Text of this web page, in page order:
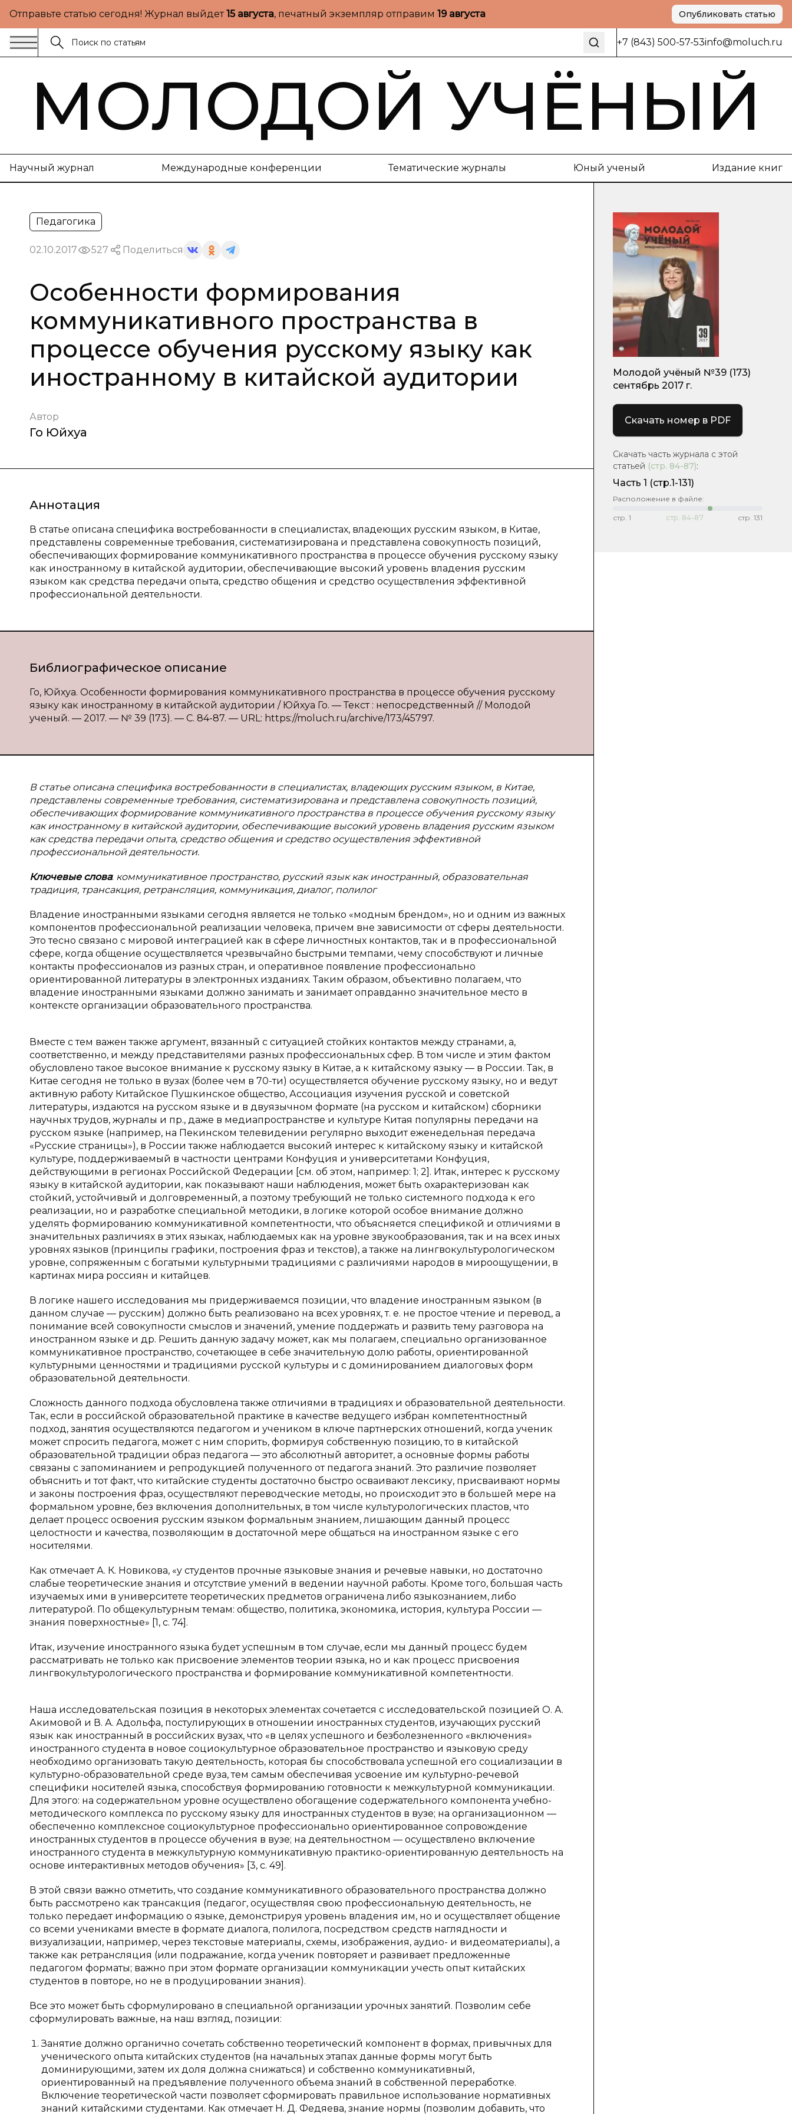
Отправьте статью сегодня! Журнал выйдет15 августа, печатный экземпляр отправим 19 августа Опубликовать статью
+7 (843) 500-57-53info@moluch.ru
МОЛОДОЙ УЧЁНЫЙ
Научный журнал Международные конференции Тематические журналы Юный ученый Издание книг
Педагогика
02.10.2017 527 Поделиться
Особенности формирования
коммуникативного пространства в
процессе обучения русскому языку как
иностранному в китайской аудитории
Автор
Го Юйхуа
Аннотация
В статье описана специфика востребованности в специалистах, владеющих русским языком, в Китае,
представлены современные требования, систематизирована и представлена совокупность позиций,
обеспечивающих формирование коммуникативного пространства в процессе обучения русскому языку
как иностранному в китайской аудитории, обеспечивающие высокий уровень владения русским
языком как средства передачи опыта, средство общения и средство осуществления эффективной
профессиональной деятельности.
Библиографическое описание
Го, Юйхуа. Особенности формирования коммуникативного пространства в процессе обучения русскому
языку как иностранному в китайской аудитории / Юйхуа Го. — Текст : непосредственный // Молодой
ученый. — 2017. — № 39 (173). — С. 84-87. — URL: https://moluch.ru/archive/173/45797.
В статье описана специфика востребованности в специалистах, владеющих русским языком, в Китае,
представлены современные требования, систематизирована и представлена совокупность позиций,
обеспечивающих формирование коммуникативного пространства в процессе обучения русскому языку
как иностранному в китайской аудитории, обеспечивающие высокий уровень владения русским языком
как средства передачи опыта, средство общения и средство осуществления эффективной
профессиональной деятельности.
Ключевые слова: коммуникативное пространство, русский язык как иностранный, образовательная
традиция, трансакция, ретрансляция, коммуникация, диалог, полилог
Владение иностранными языками сегодня является не только «модным брендом», но и одним из важных
компонентов профессиональной реализации человека, причем вне зависимости от сферы деятельности.
Это тесно связано с мировой интеграцией как в сфере личностных контактов, так и в профессиональной
сфере, когда общение осуществляется чрезвычайно быстрыми темпами, чему способствуют и личные
контакты профессионалов из разных стран, и оперативное появление профессионально
ориентированной литературы в электронных изданиях. Таким образом, объективно полагаем, что
владение иностранными языками должно занимать и занимает оправданно значительное место в
контексте организации образовательного пространства.
Вместе с тем важен также аргумент, вязанный с ситуацией стойких контактов между странами, а,
соответственно, и между представителями разных профессиональных сфер. В том числе и этим фактом
обусловлено такое высокое внимание к русскому языку в Китае, а к китайскому языку — в России. Так, в
Китае сегодня не только в вузах (более чем в 70-ти) осуществляется обучение русскому языку, но и ведут
активную работу Китайское Пушкинское общество, Ассоциация изучения русской и советской
литературы, издаются на русском языке и в двуязычном формате (на русском и китайском) сборники
научных трудов, журналы и пр., даже в медиапространстве и культуре Китая популярны передачи на
русском языке (например, на Пекинском телевидении регулярно выходит еженедельная передача
«Русские страницы»), в России также наблюдается высокий интерес к китайскому языку и китайской
культуре, поддерживаемый в частности центрами Конфуция и университетами Конфуция,
действующими в регионах Российской Федерации [см. об этом, например: 1; 2]. Итак, интерес к русскому
языку в китайской аудитории, как показывают наши наблюдения, может быть охарактеризован как
стойкий, устойчивый и долговременный, а поэтому требующий не только системного подхода к его
реализации, но и разработке специальной методики, в логике которой особое внимание должно
уделять формированию коммуникативной компетентности, что объясняется спецификой и отличиями в
значительных различиях в этих языках, наблюдаемых как на уровне звукообразования, так и на всех иных
уровнях языков (принципы графики, построения фраз и текстов), а также на лингвокультурологическом
уровне, сопряженным с богатыми культурными традициями с различиями народов в мироощущении, в
картинах мира россиян и китайцев.
В логике нашего исследования мы придерживаемся позиции, что владение иностранным языком (в
данном случае — русским) должно быть реализовано на всех уровнях, т. е. не простое чтение и перевод, а
понимание всей совокупности смыслов и значений, умение поддержать и развить тему разговора на
иностранном языке и др. Решить данную задачу может, как мы полагаем, специально организованное
коммуникативное пространство, сочетающее в себе значительную долю работы, ориентированной
культурными ценностями и традициями русской культуры и с доминированием диалоговых форм
образовательной деятельности.
Сложность данного подхода обусловлена также отличиями в традициях и образовательной деятельности.
Так, если в российской образовательной практике в качестве ведущего избран компетентностный
подход, занятия осуществляются педагогом и учеником в ключе партнерских отношений, когда ученик
может спросить педагога, может с ним спорить, формируя собственную позицию, то в китайской
образовательной традиции образ педагога — это абсолютный авторитет, а основные формы работы
связаны с запоминанием и репродукцией полученного от педагога знаний. Это различие позволяет
объяснить и тот факт, что китайские студенты достаточно быстро осваивают лексику, присваивают нормы
и законы построения фраз, осуществляют переводческие методы, но происходит это в большей мере на
формальном уровне, без включения дополнительных, в том числе культурологических пластов, что
делает процесс освоения русским языком формальным знанием, лишающим данный процесс
целостности и качества, позволяющим в достаточной мере общаться на иностранном языке с его
носителями.
Как отмечает А. К. Новикова, «у студентов прочные языковые знания и речевые навыки, но достаточно
слабые теоретические знания и отсутствие умений в ведении научной работы. Кроме того, большая часть
изучаемых ими в университете теоретических предметов ограничена либо языкознанием, либо
литературой. По общекультурным темам: общество, политика, экономика, история, культура России —
знания поверхностные» [1, c. 74].
Итак, изучение иностранного языка будет успешным в том случае, если мы данный процесс будем
рассматривать не только как присвоение элементов теории языка, но и как процесс присвоения
лингвокультурологического пространства и формирование коммуникативной компетентности.
Наша исследовательская позиция в некоторых элементах сочетается с исследовательской позицией О. А.
Акимовой и В. А. Адольфа, постулирующих в отношении иностранных студентов, изучающих русский
язык как иностранный в российских вузах, что «в целях успешного и безболезненного «включения»
иностранного студента в новое социокультурное образовательное пространство и языковую среду
необходимо организовать такую деятельность, которая бы способствовала успешной его социализации в
культурно-образовательной среде вуза, тем самым обеспечивая усвоение им культурно-речевой
специфики носителей языка, способствуя формированию готовности к межкультурной коммуникации.
Для этого: на содержательном уровне осуществлено обогащение содержательного компонента учебно-
методического комплекса по русскому языку для иностранных студентов в вузе; на организационном —
обеспеченно комплексное социокультурное профессионально ориентированное сопровождение
иностранных студентов в процессе обучения в вузе; на деятельностном — осуществлено включение
иностранного студента в межкультурную коммуникативную практико-ориентированную деятельность на
основе интерактивных методов обучения» [3, c. 49].
В этой связи важно отметить, что создание коммуникативного образовательного пространства должно
быть рассмотрено как трансакция (педагог, осуществляя свою профессиональную деятельность, не
только передает информацию о языке, демонстрируя уровень владения им, но и осуществляет общение
со всеми учениками вместе в формате диалога, полилога, посредством средств наглядности и
визуализации, например, через текстовые материалы, схемы, изображения, аудио- и видеоматериалы), а
также как ретрансляция (или подражание, когда ученик повторяет и развивает предложенные
педагогом форматы; важно при этом формате организации коммуникации учесть опыт китайских
студентов в повторе, но не в продуцировании знания).
Все это может быть сформулировано в специальной организации урочных занятий. Позволим себе
сформулировать важные, на наш взгляд, позиции:
Занятие должно органично сочетать собственно теоретический компонент в формах, привычных для
ученического опыта китайских студентов (на начальных этапах данные формы могут быть
доминирующими, затем их доля должна снижаться) и собственно коммуникативный,
ориентированный на предъявление полученного объема знаний в собственной переработке.
Включение теоретической части позволяет сформировать правильное использование нормативных
знаний китайскими студентами. Как отмечает Н. Д. Федяева, знание нормы (позволим добавить, что
Молодой учёный №39 (173)
сентябрь 2017 г.
Скачать номер в PDF
Скачать часть журнала с этой
статьей (стр. 84-87):
Часть 1 (стр.1-131)
Расположение в файле:
стр. 1 стр. 84-87 стр. 131